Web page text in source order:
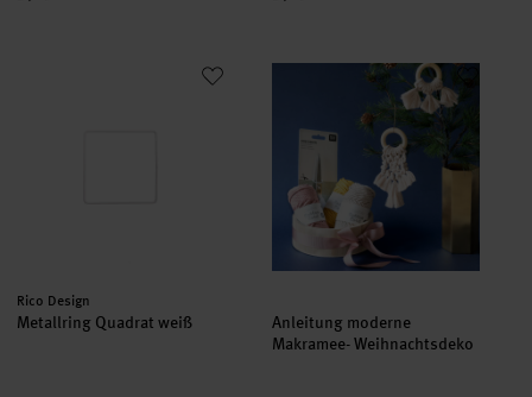
Metallring Quadrat weiß
Hersteller:
Rico Design
Metallring Quadrat weiß
Anleitung moderne Makramee-
Anleitung moderne
Makramee- Weihnachtsdeko